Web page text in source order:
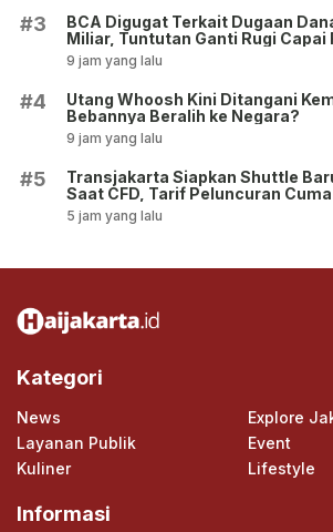
#3
BCA Digugat Terkait Dugaan
Miliar, Tuntutan Ganti Rugi Capai
9 jam yang lalu
#4
Utang Whoosh Kini Ditangani
Bebannya Beralih ke Negara?
9 jam yang lalu
#5
Transjakarta Siapkan Shuttle
Saat CFD, Tarif Peluncuran Cuma
5 jam yang lalu
Kategori
News
Explore
Layanan Publik
Event
Kuliner
Lifestyle
Informasi